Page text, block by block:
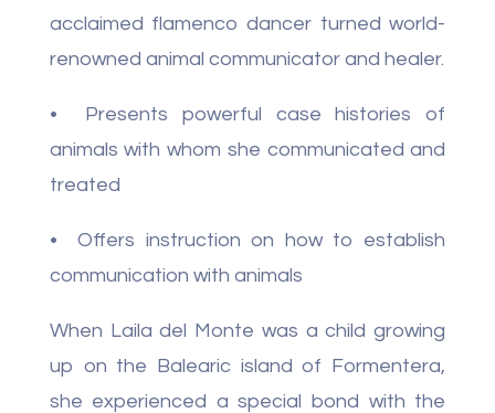
acclaimed flamenco dancer turned world-
renowned animal communicator and healer.
• Presents powerful case histories of
animals with whom she communicated and
treated
• Offers instruction on how to establish
communication with animals
When Laila del Monte was a child growing
up on the Balearic island of Formentera,
she experienced a special bond with the